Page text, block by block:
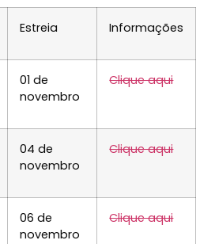
Estreia Informações
01 de
novembro
Clique aqui
04 de
novembro
Clique aqui
06 de
novembro
Clique aqui